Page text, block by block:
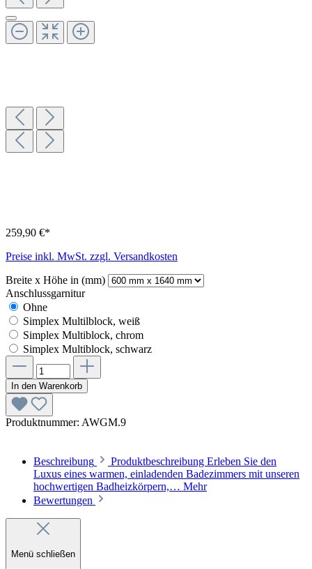
259,90 €*
Preise inkl. MwSt. zzgl. Versandkosten
Breite x Höhe in (mm)
Anschlussgarnitur
Ohne
Simplex Multilblock, weiß
Simplex Multiblock, chrom
Simplex Multiblock, schwarz
In den Warenkorb
Produktnummer: AWGM.9
Beschreibung
Produktbeschreibung Erleben Sie den
Luxus eines warmen, einladenden Badezimmers mit unseren
hochwertigen Badheizkörpern,… Mehr
Bewertungen
Menü schließen